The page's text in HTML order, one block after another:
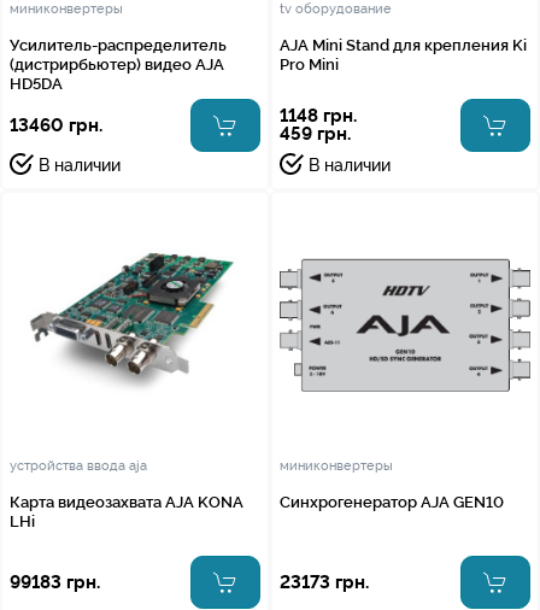
миниконвертеры
Усилитель-распределитель
(дистрирбьютер) видео AJA
HD5DA
13460 грн.
В наличии
tv оборудование
AJA Mini Stand для крепления Ki
Pro Mini
1148 грн.
459 грн.
В наличии
устройства ввода aja
Карта видеозахвата AJA KONA
LHi
99183 грн.
миниконвертеры
Синхрогенератор AJA GEN10
23173 грн.